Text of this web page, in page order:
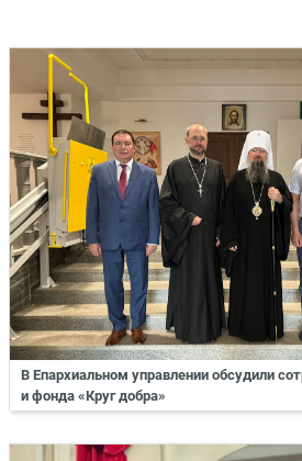
В Епархиальном управлении обсудили
и фонда «Круг добра»